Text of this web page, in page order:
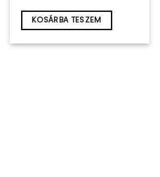
915Ft.
KOSÁRBA TESZEM